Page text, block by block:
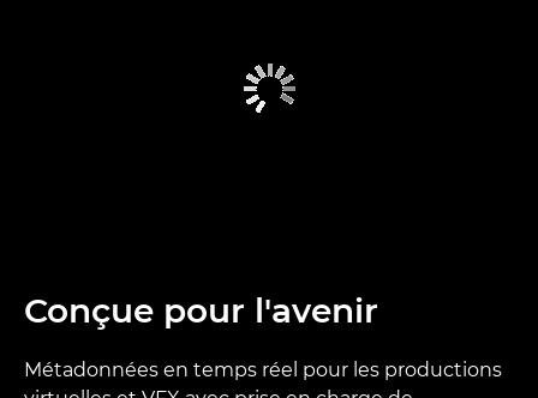
Conçue pour l'avenir
Métadonnées en temps réel pour les productions